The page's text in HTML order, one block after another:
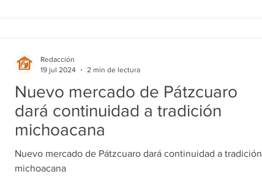
Nuevo mercado de Pátzcuaro
dará continuidad a tradición
michoacana
Nuevo mercado de Pátzcuaro dará continuidad a tradición
michoacana
Redacción
19 jul 2024
2 min de lectura